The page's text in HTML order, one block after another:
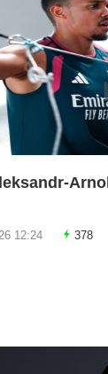
12:24 378